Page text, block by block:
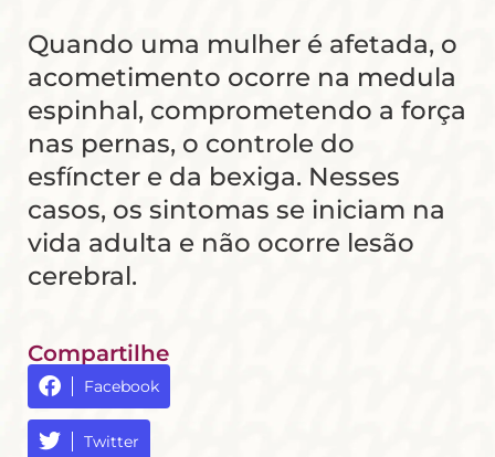
Quando uma mulher é afetada, o
acometimento ocorre na medula
espinhal, comprometendo a força
nas pernas, o controle do
esfíncter e da bexiga. Nesses
casos, os sintomas se iniciam na
vida adulta e não ocorre lesão
cerebral.
Compartilhe
Facebook
Twitter